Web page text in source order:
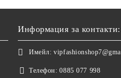
Информация за контакти:
Имейл:
Телефон: 0885 077 998